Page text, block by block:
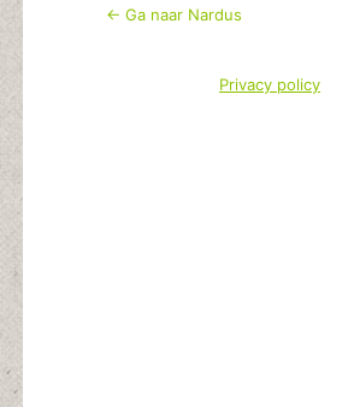
← Ga naar Nardus
Privacy policy